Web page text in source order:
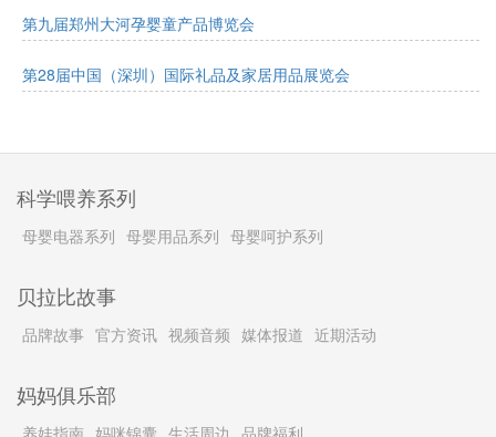
第九届郑州大河孕婴童产品博览会
第28届中国（深圳）国际礼品及家居用品展览会
科学喂养系列
母婴电器系列 母婴用品系列 母婴呵护系列
贝拉比故事
品牌故事 官方资讯 视频音频 媒体报道 近期活动
妈妈俱乐部
养娃指南 妈咪锦囊 生活周边 品牌福利